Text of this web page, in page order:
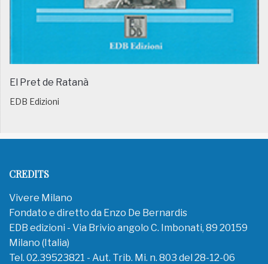
El Pret de Ratanà
EDB Edizioni
CREDITS
Vivere Milano
Fondato e diretto da Enzo De Bernardis
EDB edizioni - Via Brivio angolo C. Imbonati, 89 20159
Milano (Italia)
Tel. 02.39523821 - Aut. Trib. Mi. n. 803 del 28-12-06